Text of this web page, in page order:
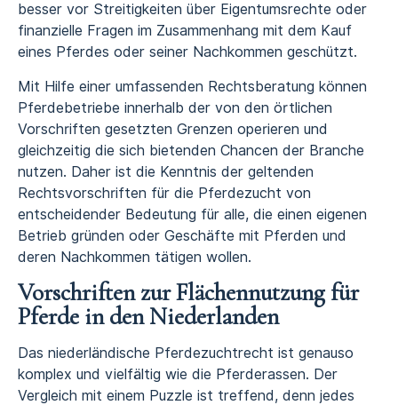
besser vor Streitigkeiten über Eigentumsrechte oder
finanzielle Fragen im Zusammenhang mit dem Kauf
eines Pferdes oder seiner Nachkommen geschützt.
Mit Hilfe einer umfassenden Rechtsberatung können
Pferdebetriebe innerhalb der von den örtlichen
Vorschriften gesetzten Grenzen operieren und
gleichzeitig die sich bietenden Chancen der Branche
nutzen. Daher ist die Kenntnis der geltenden
Rechtsvorschriften für die Pferdezucht von
entscheidender Bedeutung für alle, die einen eigenen
Betrieb gründen oder Geschäfte mit Pferden und
deren Nachkommen tätigen wollen.
Vorschriften zur Flächennutzung für
Pferde in den Niederlanden
Das niederländische Pferdezuchtrecht ist genauso
komplex und vielfältig wie die Pferderassen. Der
Vergleich mit einem Puzzle ist treffend, denn jedes